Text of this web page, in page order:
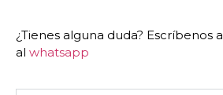
¿Tienes alguna duda? Escríbenos a
al whatsapp